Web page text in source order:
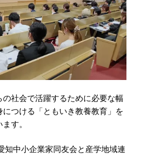
社会で活躍するために必要な幅
につける「ともいき教養教育」を
す。
知中小企業家同友会と産学地域連